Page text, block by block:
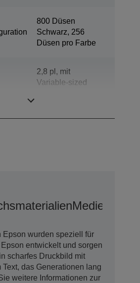
800 Düsen
Schwarz, 256
Düsen pro Farbe
2,8 pl, mit
Variable-sized
Medien
Epson wurden speziell für
entwickelt und sorgen
scharfes Druckbild mit
Text, das Generationen lang
weitere Informationen zur